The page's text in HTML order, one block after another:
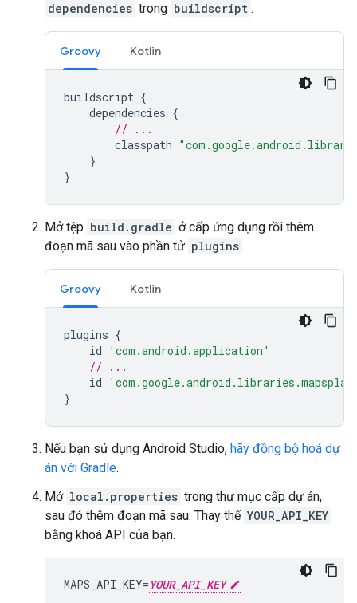
dependencies trong buildscript .
Groovy Kotlin
buildscript {
dependencies {
// ...
classpath
}
}
Mở tệp build.gradle ở cấp ứng dụng rồi thêm
đoạn mã sau vào phần tử plugins .
Groovy Kotlin
plugins {
id
'com.android.application'
// ...
id
}
Nếu bạn sử dụng Android Studio, hãy đồng bộ hoá dự
án với Gradle.
Mở local.properties trong thư mục cấp dự án,
sau đó thêm đoạn mã sau. Thay thế YOUR_API_KEY
bằng khoá API của bạn.
MAPS_API_KEY= YOUR_API_KEY